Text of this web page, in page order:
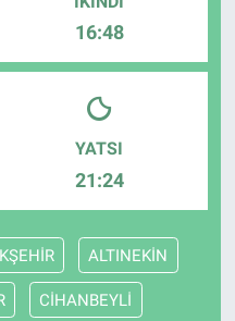
16:48
YATSI
21:24
ALTINEKİN
CİHANBEYLİ